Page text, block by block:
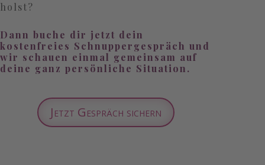
holst?
Dann buche dir jetzt dein
kostenfreies Schnuppergespräch und
wir schauen einmal gemeinsam auf
deine ganz persönliche Situation.
Jetzt Gespräch sichern